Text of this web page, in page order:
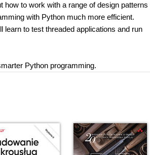
how to work with a range of design patterns
with Python much more efficient.
to test threaded applications and run
Python programming.